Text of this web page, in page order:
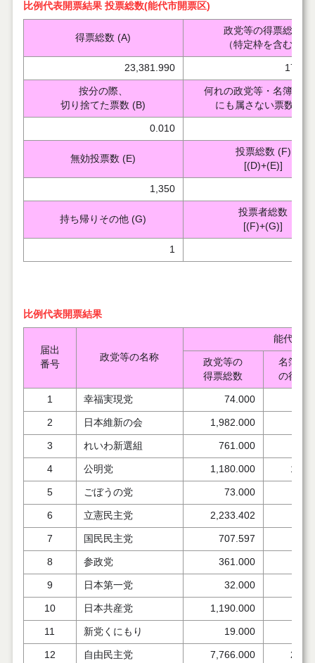
比例代表開票結果 投票総数(能代市開票区)
得票総数 (A)
政党等の得票総数
（特定枠を含む）
23,381.990
按分の際、
切り捨てた票数 (B)
何れの政党等・名簿登載
にも属さない票数 (C)
0.010
無効投票数 (E)
投票総数 (F)
[(D)+(E)]
1,350
持ち帰りその他 (G)
投票者総数
[(F)+(G)]
1
比例代表開票結果
届出
番号
政党等の名称
能代市開
政党等の
得票総数
名簿登
の得票
1 幸福実現党 74.000
2 日本維新の会 1,982.000
3 れいわ新選組 761.000
4 公明党 1,180.000
5 ごぼうの党 73.000
6 立憲民主党 2,233.402
7 国民民主党 707.597
8 参政党 361.000
9 日本第一党 32.000
10 日本共産党 1,190.000
11 新党くにもり 19.000
12 自由民主党 7,766.000